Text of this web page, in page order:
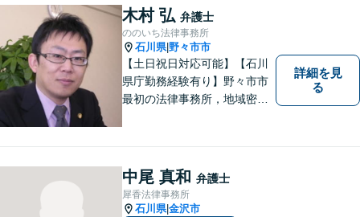
回収「スピード対応」／企業
法務「顧問契約も可能」【夜
間・休日面談可】【完全個
室】
木村 弘 弁護士
ののいち法律事務所
石川県| 野々市市
【土日祝日対応可能】【石川
県庁勤務経験有り】野々市市
最初の法律事務所，地域密着
詳細を見
る
中尾 真和 弁護士
犀香法律事務所
石川県|金沢市